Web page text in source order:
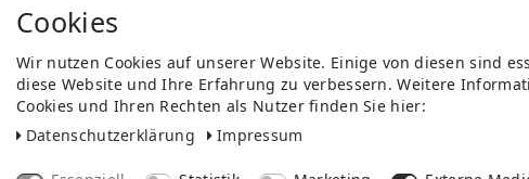
* Alle
** gilt für Lieferungen innerhalb
© Copyright 2026 Cyroline Textil GmbH.
Cookies
Wir nutzen Cookies auf unserer Website. Einige von diesen sind
diese Website und Ihre Erfahrung zu verbessern. Weitere
Cookies und Ihren Rechten als Nutzer finden Sie hier:
Daten­schutz­erklärung
Impressum